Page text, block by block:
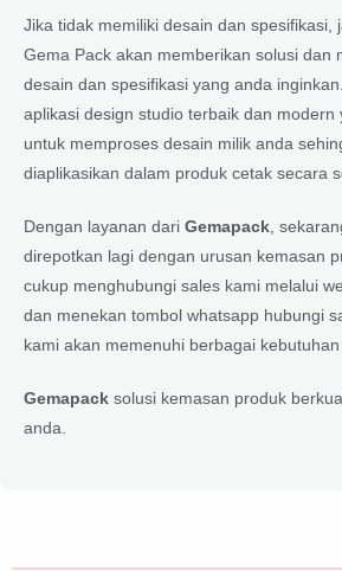
Jika tidak memiliki desain dan spesifikasi,
Gema Pack akan memberikan solusi dan
desain dan spesifikasi yang anda
aplikasi design studio terbaik dan modern
untuk memproses desain milik anda
diaplikasikan dalam produk cetak secara
Dengan layanan dari Gemapack ,
direpotkan lagi dengan urusan kemasan
cukup menghubungi sales kami melalui
dan menekan tombol whatsapp hubungi
kami akan memenuhi berbagai kebutuhan
Gemapack solusi kemasan produk
anda.